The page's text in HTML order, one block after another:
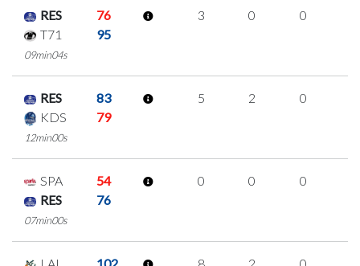
RES
76
T71
95
09min04s
3 0 0
RES
83
KDS
79
12min00s
5 2 0
SPA
54
RES
76
07min00s
0 0 0